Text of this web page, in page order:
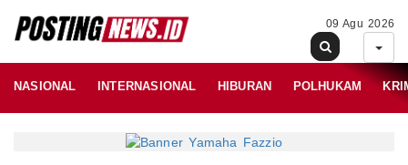
09 Agu 2026
NASIONAL INTERNASIONAL HIBURAN POLHUKAM